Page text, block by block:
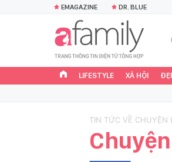
EMAGAZINE DR. BLUE
LIFESTYLE XÃ HỘI
TIN TỨC VỀ